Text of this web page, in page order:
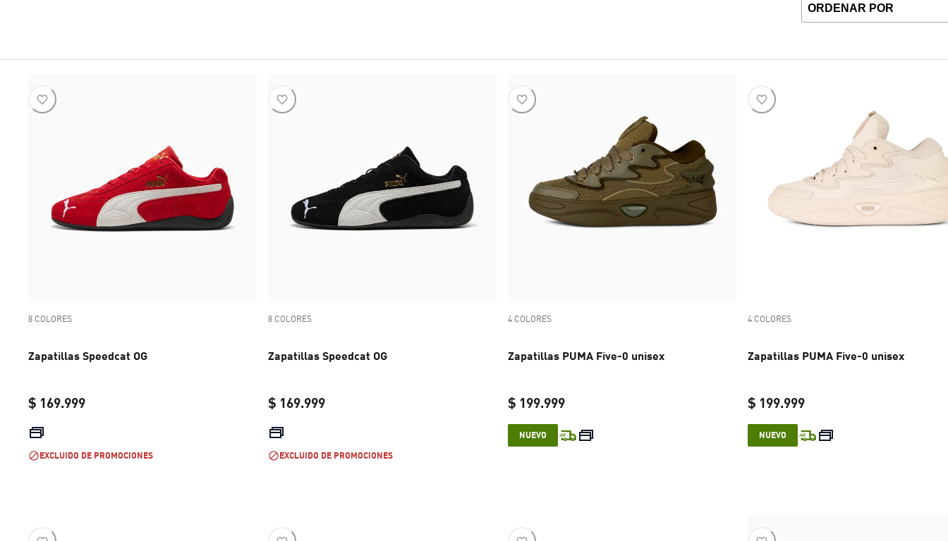
8 COLORES
Zapatillas Speedcat OG
$ 169.999
EXCLUIDO DE PROMOCIONES
8 COLORES
Zapatillas Speedcat OG
$ 169.999
EXCLUIDO DE PROMOCIONES
4 COLORES
Zapatillas PUMA Five-0 unisex
$ 199.999
current price $ 199.999
NUEVO
4 COLORES
Zapatillas PUMA Five-0 unisex
$ 199.999
current price $ 199.999
NUEVO